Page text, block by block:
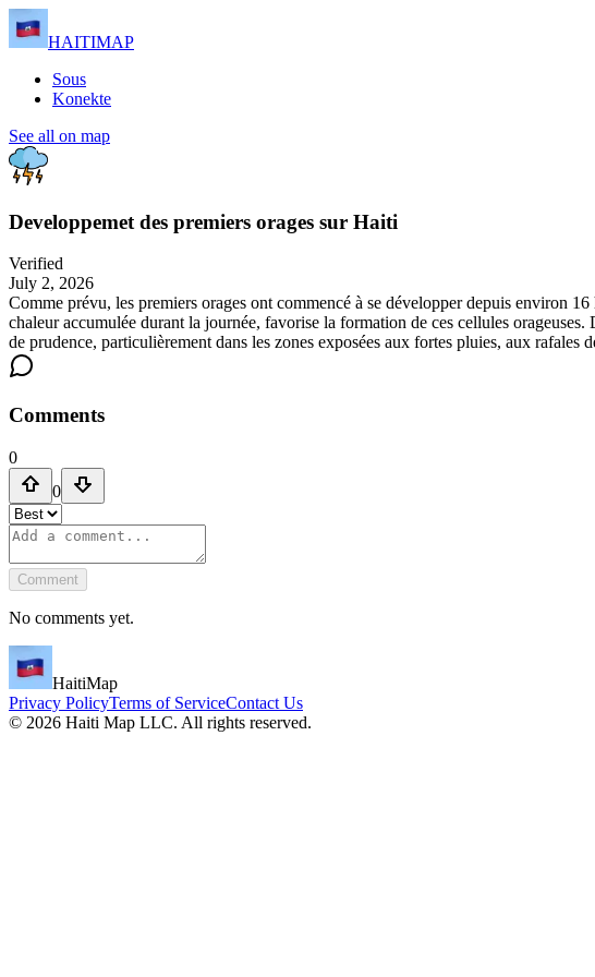
HAITIMAP
Sous
Konekte
See all on map
Developpemet des premiers orages sur Haiti
Verified
July 2, 2026
Comme prévu, les premiers orages ont commencé à se développer depuis environ
chaleur accumulée durant la journée, favorise la formation de ces cellules
de prudence, particulièrement dans les zones exposées aux fortes pluies, aux rafales
Comments
0
0
Comment
No comments yet.
HaitiMap
Privacy PolicyTerms of ServiceContact Us
© 2026 Haiti Map LLC. All rights reserved.